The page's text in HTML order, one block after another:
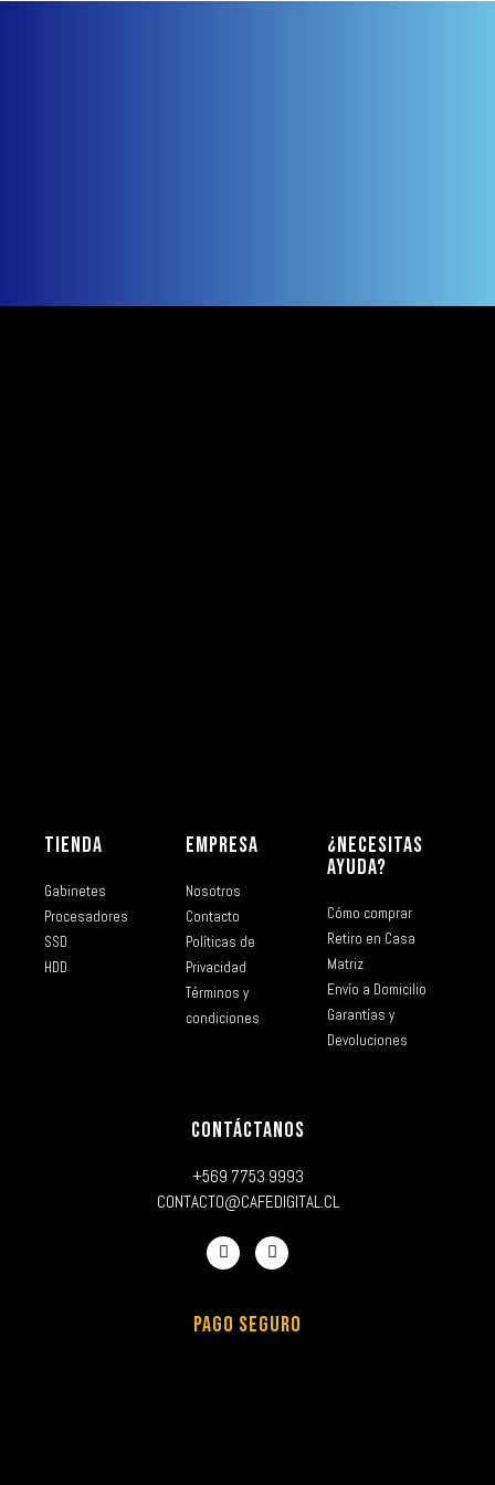
TIENDA
Gabinetes
Procesadores
SSD
HDD
EMPRESA
Nosotros
Contacto
Políticas de
Privacidad
Términos y
condiciones
¿NECESITAS
AYUDA?
Cómo comprar
Retiro en Casa
Matriz
Envío a Domicilio
Garantías y
Devoluciones
CONTÁCTANOS
+569 7753 9993
CONTACTO@CAFEDIGITAL.CL
PAGO SEGURO